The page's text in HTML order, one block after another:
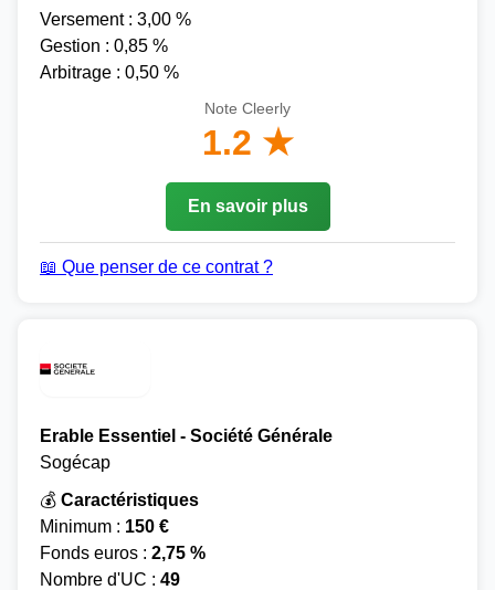
Versement : 3,00 %
Gestion : 0,85 %
Arbitrage : 0,50 %
Note Cleerly
1.2 ★
En savoir plus
📖 Que penser de ce contrat ?
Erable Essentiel - Société Générale
Sogécap
💰 Caractéristiques
Minimum : 150 €
Fonds euros : 2,75 %
Nombre d'UC : 49